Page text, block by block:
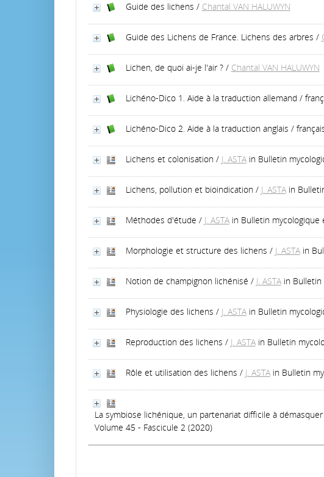
Guide des lichens / Chantal VAN HALUWYN
Guide des Lichens de France. Lichens des arbres /
Lichen, de quoi ai-je l'air ?/ Chantal VAN HALUWYN
Lichéno-Dico 1. Aide à la traduction allemand /
Lichéno-Dico 2. Aide à la traduction anglais /
Lichens et colonisation/ J. ASTA in Bulletin
Lichens, pollution et bioindication/ J. ASTA in
Méthodes d'étude / J. ASTA in Bulletin
Morphologie et structure des lichens / J. ASTA in
Notion de champignon lichénisé / J. ASTA in
Physiologie des lichens / J. ASTA in Bulletin
Reproduction des lichens / J. ASTA in Bulletin
Rôle et utilisation des lichens / J. ASTA in Bulletin
La symbiose lichénique, un partenariat difficile à démasquer
Volume 45 - Fascicule 2 (2020)